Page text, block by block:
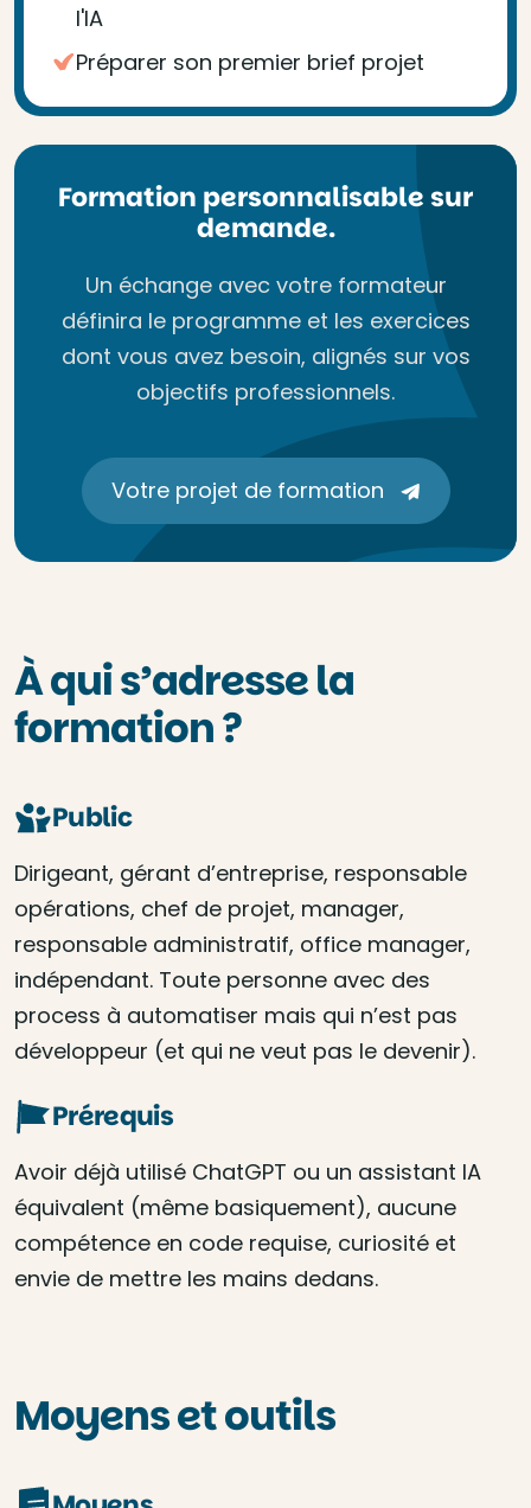
l'IA
Préparer son premier brief projet
Formation personnalisable sur
demande.
Un échange avec votre formateur
définira le programme et les exercices
dont vous avez besoin, alignés sur vos
objectifs professionnels.
Votre projet de formation
À qui s’adresse la
formation ?
Public
Dirigeant, gérant d’entreprise, responsable
opérations, chef de projet, manager,
responsable administratif, office manager,
indépendant. Toute personne avec des
process à automatiser mais qui n’est pas
développeur (et qui ne veut pas le devenir).
Prérequis
Avoir déjà utilisé ChatGPT ou un assistant IA
équivalent (même basiquement), aucune
compétence en code requise, curiosité et
envie de mettre les mains dedans.
Moyens et outils